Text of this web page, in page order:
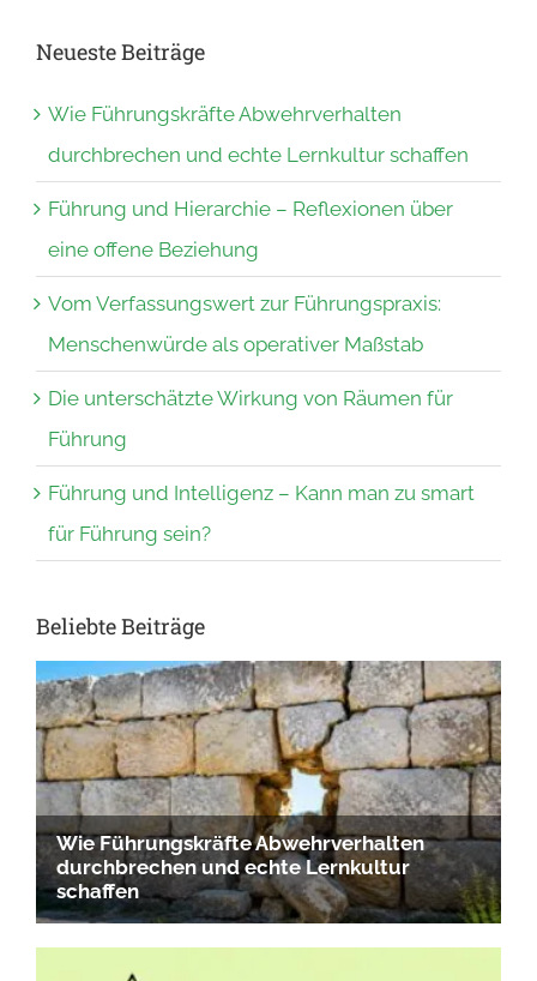
Neueste Beiträge
Wie Führungskräfte Abwehrverhalten
durchbrechen und echte Lernkultur schaffen
Führung und Hierarchie – Reflexionen über
eine offene Beziehung
Vom Verfassungswert zur Führungspraxis:
Menschenwürde als operativer Maßstab
Die unterschätzte Wirkung von Räumen für
Führung
Führung und Intelligenz – Kann man zu smart
für Führung sein?
Beliebte Beiträge